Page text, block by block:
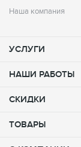
Наша компания
УСЛУГИ
НАШИ РАБОТЫ
СКИДКИ
ТОВАРЫ